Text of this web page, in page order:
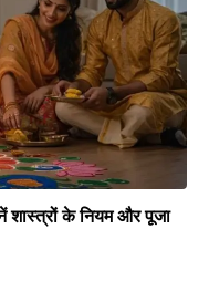
शास्त्रों के नियम और पूजा